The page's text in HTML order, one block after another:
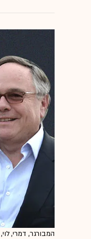
המבורגר, דמרי,